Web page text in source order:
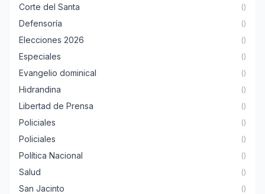
Corte del Santa ()
Defensoría ()
Elecciones 2026 ()
Especiales ()
Evangelio dominical ()
Hidrandina ()
Libertad de Prensa ()
Policiales ()
Policiales ()
Política Nacional ()
Salud ()
San Jacinto ()